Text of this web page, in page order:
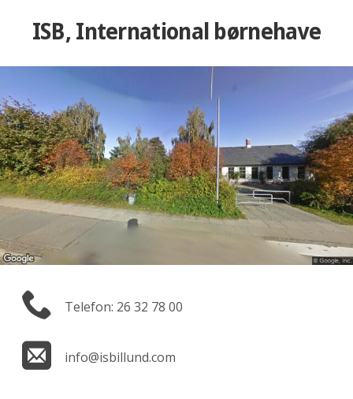
ISB, International børnehave
Telefon: 26 32 78 00
info@isbillund.com